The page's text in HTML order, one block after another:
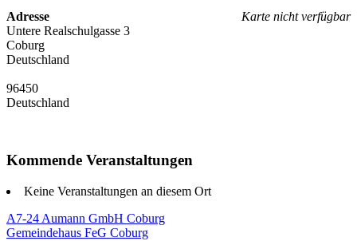
Karte nicht verfügbar
Adresse
Untere Realschulgasse 3
Coburg
Deutschland
96450
Deutschland
Kommende Veranstaltungen
Keine Veranstaltungen an diesem Ort
Beitragsnavigation
A7-24 Aumann GmbH Coburg
Gemeindehaus FeG Coburg